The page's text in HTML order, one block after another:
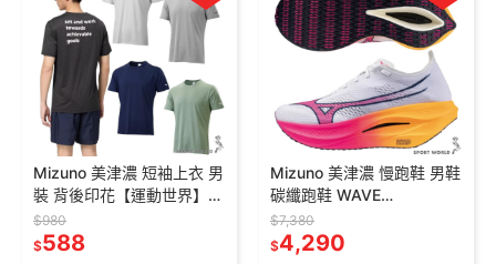
Mizuno 美津濃 短袖上衣 男
裝 背後印花【運動世界】
J2TAB50609L/01L/05L/1
4L/34L
$980
$588
Mizuno 美津濃 慢跑鞋 男鞋
碳纖跑鞋 WAVE
REBELLION PRO 3【運動
世界】U1GD253311
$7,380
$4,290